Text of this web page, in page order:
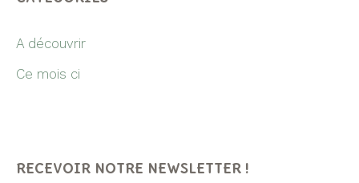
A découvrir
Ce mois ci
RECEVOIR NOTRE NEWSLETTER !